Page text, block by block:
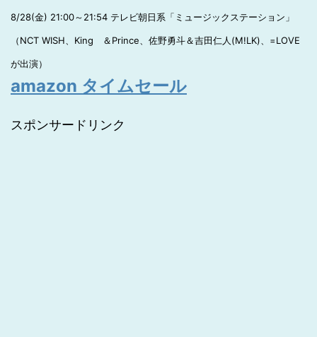
8/28(金) 21:00～21:54 テレビ朝日系「ミュージックステーション」
（NCT WISH、King ＆Prince、佐野勇斗＆吉田仁人(M!LK)、=LOVE
が出演）
amazon タイムセール
スポンサードリンク